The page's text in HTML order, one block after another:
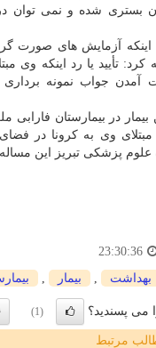
بستری شده و نمی توان
اینكه آزمایش های صورت
تأیید یا رد اینكه وی
جواب نمونه برداری
در بیمارستان
مبتلای وی به كرونا در
علوم پزشكی تبریز این
23:30:36
بهداشت بیمار
می پسندید؟ (1)
مرتبط